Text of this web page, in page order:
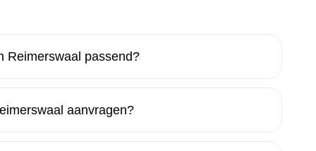
Reimerswaal passend?
aanvragen?